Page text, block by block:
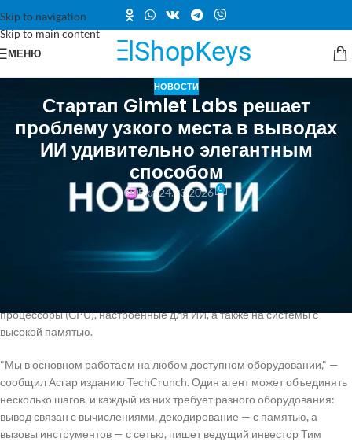
Skip to navigation
Skip to main content
МЕНЮ
НОВОСТИ
Стартап Gimlet Labs решает
проблему узкого места в выводах
ИИ удивительно элегантным
способом
Вкл 24.03.2026 0
Компания Gimlet Labs разработала, как она утверждает, первый и
единственный "мульти-силиконовый облачный сервис для вывода",
который представляет собой программное обеспечение,
позволяющее одновременно запускать задачи ИИ на различных
процессоры (GPU), настроенные для ИИ, а также на системы с
высокой памятью.
"Мы в основном работаем на любом доступном оборудовании," —
сообщил Асгар изданию TechCrunch. Один агент может объединять
несколько шагов, и каждый из них требует разного оборудования:
вывод связан с вычислениями, декодирование — с памятью, а
вызовы инструментов — с сетью, пишет ведущий инвестор Тим